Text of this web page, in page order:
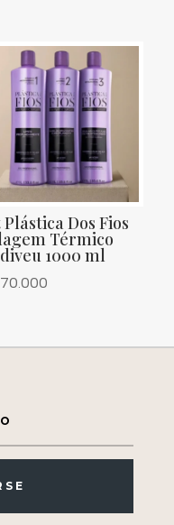
Dos Fios
Térmico
1000 ml